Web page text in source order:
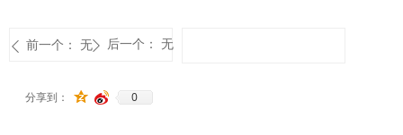
ꄴ 前一个： 无ꄲ 后一个： 无
分享到： 0